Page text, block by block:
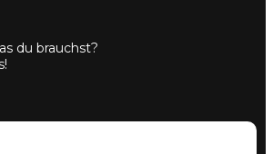
du brauchst?